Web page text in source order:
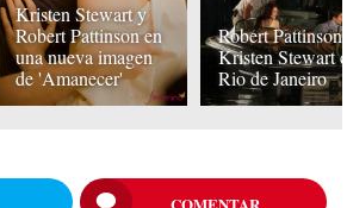
Kristen Stewart y
Robert Pattinson en
una nueva imagen
de 'Amanecer'
Robert Pattinson y
Kristen Stewart en
Rio de Janeiro